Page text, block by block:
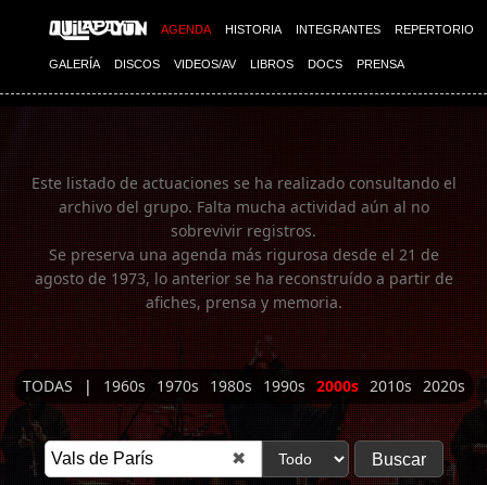
AGENDA HISTORIA INTEGRANTES REPERTORIO
GALERÍA DISCOS VIDEOS/AV LIBROS DOCS PRENSA
Imagen 01
Este listado de actuaciones se ha realizado consultando el
archivo del grupo. Falta mucha actividad aún al no
sobrevivir registros.
Se preserva una agenda más rigurosa desde el 21 de
agosto de 1973, lo anterior se ha reconstruído a partir de
afiches, prensa y memoria.
TODAS | 1960s 1970s 1980s 1990s 2000s 2010s 2020s
✖